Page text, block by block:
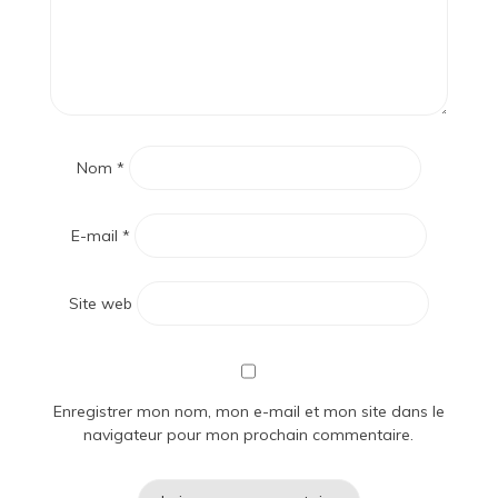
Nom *
E-mail *
Site web
Enregistrer mon nom, mon e-mail et mon site dans le
navigateur pour mon prochain commentaire.